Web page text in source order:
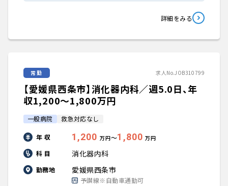
詳細をみる
常勤 求人No.JOB310799
【愛媛県西条市】消化器内科／週5.0日、年
収1,200〜1,800万円
一般病院 救急対応なし
年 収 1,200 万円〜1,800 万円
科 目 消化器内科
勤務地 愛媛県西条市
予讃線※自動車通勤可